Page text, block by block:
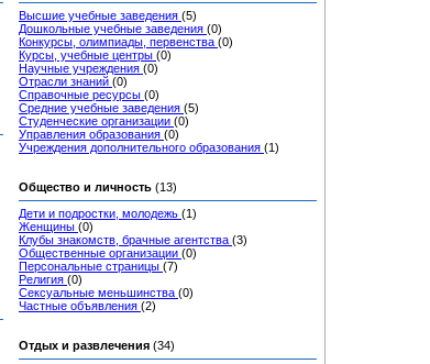
Высшие учебные заведения (5)
Дошкольные учебные заведения (0)
Конкурсы, олимпиады, первенства (0)
Курсы, учебные центры (0)
Научные учреждения (0)
Отрасли знаний (0)
Справочные ресурсы (0)
Средние учебные заведения (5)
Студенческие организации (0)
Управления образования (0)
Учреждения дополнительного образования (1)
Общество и личность (13)
Дети и подростки, молодежь (1)
Женщины (0)
Клубы знакомств, брачные агентства (3)
Общественные организации (0)
Персональные страницы (7)
Религия (0)
Сексуальные меньшинства (0)
Частные объявления (2)
Отдых и развлечения (34)